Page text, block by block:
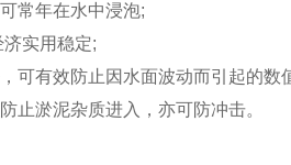
常年在水中浸泡;
实用稳定;
有效防止因水面波动而引起的数
淤泥杂质进入，亦可防冲击。